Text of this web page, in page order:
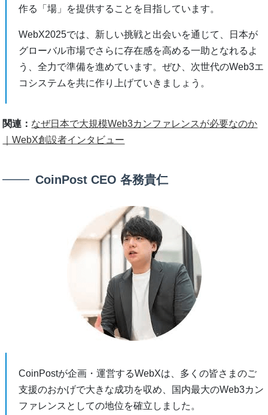
作る「場」を提供することを目指しています。
WebX2025では、新しい挑戦と出会いを通じて、日本が
グローバル市場でさらに存在感を高める一助となれるよ
う、全力で準備を進めています。ぜひ、次世代のWeb3エ
コシステムを共に作り上げていきましょう。
関連： なぜ日本で大規模Web3カンファレンスが必要なのか
｜WebX創設者インタビュー
CoinPost CEO 各務貴仁
CoinPostが企画・運営するWebXは、多くの皆さまのご
支援のおかげで大きな成功を収め、国内最大のWeb3カン
ファレンスとしての地位を確立しました。